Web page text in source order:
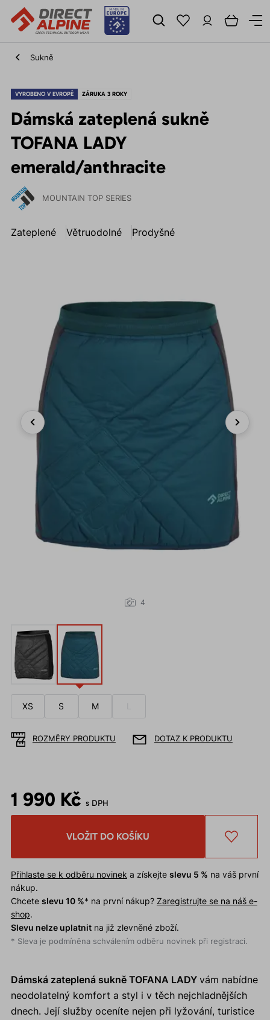
Sukně
VYROBENO V EVROPĚ ZÁRUKA 3 ROKY
Dámská zateplená sukně
TOFANA LADY
emerald/anthracite
MOUNTAIN TOP SERIES
Zateplené Větruodolné Prodyšné
Next
4
XS S M
ROZMĚRY PRODUKTU DOTAZ K PRODUKTU
1 990 Kč s DPH
VLOŽIT DO KOŠÍKU
Přihlaste se k odběru novinek a získejte slevu 5 % na váš první
nákup.
Chcete slevu 10 %* na první nákup? Zaregistrujte se na náš e-
shop.
Slevu nelze uplatnitna již zlevněné zboží.
* Sleva je podmíněna schválením odběru novinek při registraci.
Dámská zateplená sukně TOFANA LADY vám nabídne
neodolatelný komfort a styl i v těch nejchladnějších
dnech. Její služby oceníte nejen při lyžování, turistice